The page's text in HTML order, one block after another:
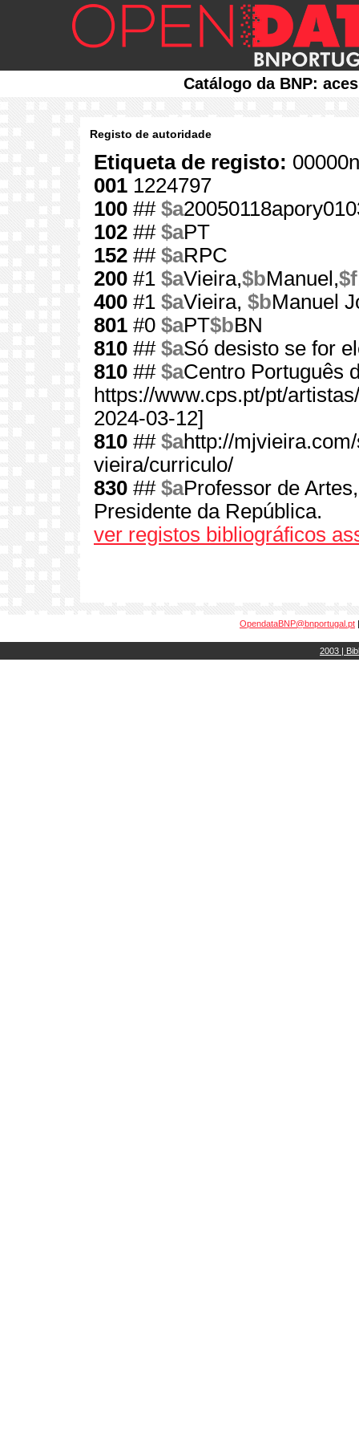
Catálogo da BNP:
Registo de autoridade
Etiqueta de registo:
001 1224797
100 ## $a
102 ## $aPT
152 ## $aRPC
200 #1 $aVieira,$bManuel,$f
400 #1 $aVieira, $bManuel
801 #0 $aPT$bBN
810 ## $aSó desisto se for
810 ## $aCentro Português
https://www.cps.pt/pt/
2024-03-12]
810 ## $ahttp://
vieira/curriculo/
830 ## $aProfessor de
Presidente da República.
ver registos bibliográficos
OpendataBNP@bnportugal.pt
2003 |